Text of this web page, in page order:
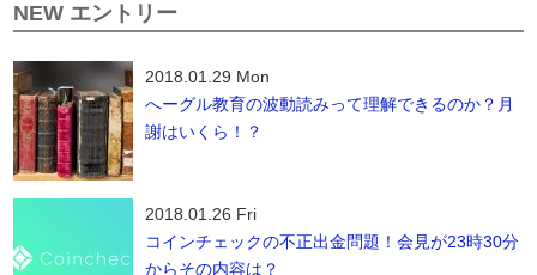
NEW エントリー
2018.01.29 Mon
へーグル教育の波動読みって理解できるのか？月
謝はいくら！？
2018.01.26 Fri
コインチェックの不正出金問題！会見が23時30分
からその内容は？